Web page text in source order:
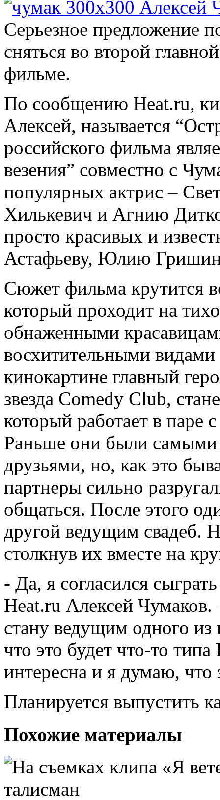
Серьезное предложение
сняться во второй
фильме.
По сообщению Heat.ru,
Алексей, называется
российского фильма
везения” совместно с
популярных актрис –
Хилькевич и Агнию
просто красивых и
Астафьеву, Юлию
Сюжет фильма крутится
который проходит на
обнаженными
восхитительными
кинокартине главный
звезда Comedy Club,
который работает в паре
Раньше они были
друзьями, но, как это
партнеры сильно
общаться. После этого
другой ведущим свадеб.
столкнув их вместе на
- Да, я согласился
Heat.ru Алексей
стану ведущим одного
что это будет что-то
интересна и я думаю, что
Планируется выпустить
Похожие материалы